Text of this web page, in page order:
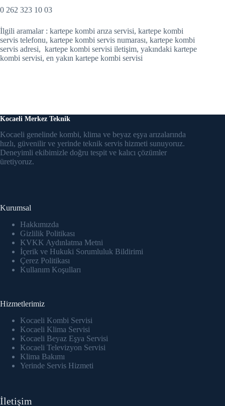
0 262 323 10 03
İlgili aramalar : kartepe kombi arıza servisi, kartepe kombi
servis telefonu, kartepe kombi servis numarası, kartepe kombi
servis adresi, kartepe kombi servisi iletişim, yakındaki kartepe
kombi servisi, en yakın kartepe kombi servisi
Kocaeli Merkez Teknik
Kocaeli genelinde kombi, klima ve beyaz eşya arızalarında
hızlı, güvenilir ve yerinde teknik servis hizmeti sunuyoruz.
Deneyimli ekibimizle doğru tespit ve kalıcı çözümler
üretiyoruz.
Kurumsal
Hakkımızda
Gizlilik Politikası
KVKK Aydınlatma Metni
İçerik ve Hukuki Sorumluluk Bildirimi
Çerez Politikası
Kullanım Koşulları
Hizmetlerimiz
Kocaeli Kombi Servisi
Kocaeli Klima Servisi
Kocaeli Beyaz Eşya Servisi
Kocaeli Televizyon Servisi
Klima Bakımı
Yerinde Servis Hizmeti
İletişim